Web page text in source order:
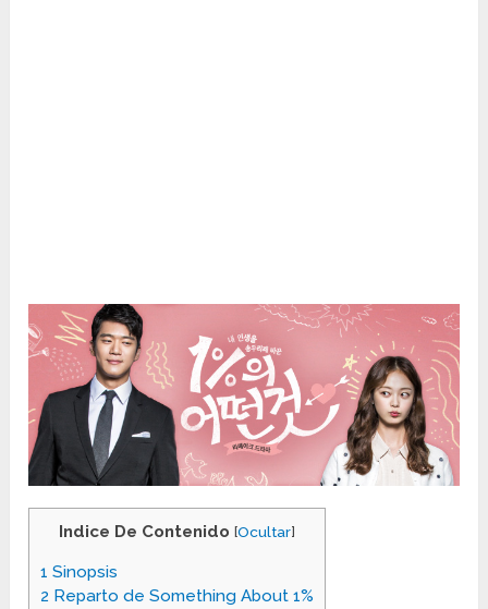
Indice De Contenido [Ocultar]
1 Sinopsis
2 Reparto de Something About 1%